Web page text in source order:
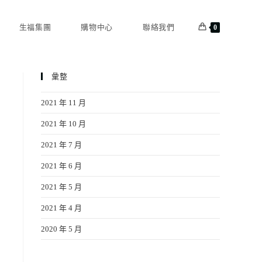
生福集團 購物中心 聯絡我們 0
彙整
2021 年 11 月
2021 年 10 月
2021 年 7 月
2021 年 6 月
2021 年 5 月
2021 年 4 月
2020 年 5 月